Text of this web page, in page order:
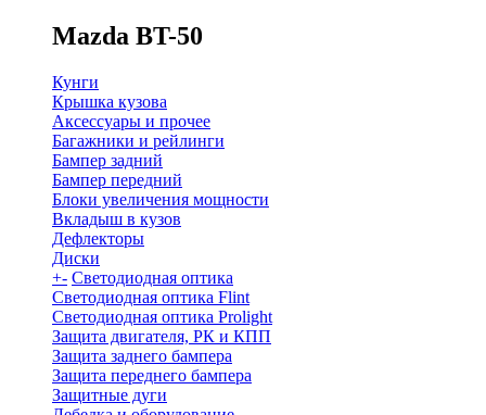
Mazda BT-50
Кунги
Крышка кузова
Аксессуары и прочее
Багажники и рейлинги
Бампер задний
Бампер передний
Блоки увеличения мощности
Вкладыш в кузов
Дефлекторы
Диски
+- Светодиодная оптика
Светодиодная оптика Flint
Светодиодная оптика Prolight
Защита двигателя, РК и КПП
Защита заднего бампера
Защита переднего бампера
Защитные дуги